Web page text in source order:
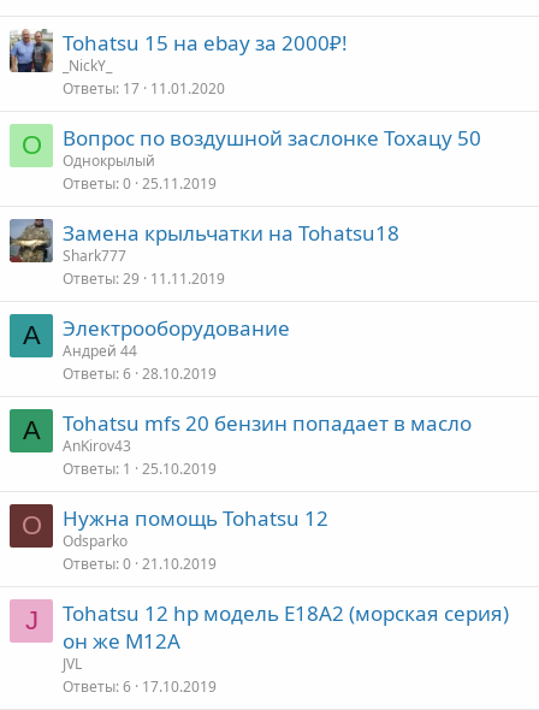
Tohatsu 15 на ebay за 2000₽!
_NickY_
Ответы 17 11.01.2020
О Вопрос по воздушной заслонке Тохацу 50
Однокрылый
Ответы 0 25.11.2019
Замена крыльчатки на Tohatsu18
Shark777
Ответы 29 11.11.2019
А Электрооборудование
Андрей 44
Ответы 6 28.10.2019
A Tohatsu mfs 20 бензин попадает в масло
AnKirov43
Ответы 1 25.10.2019
O Нужна помощь Tohatsu 12
Odsparko
Ответы 0 21.10.2019
J
Tohatsu 12 hp модель Е18А2 (морская серия)
он же М12А
JVL
Ответы 6 17.10.2019